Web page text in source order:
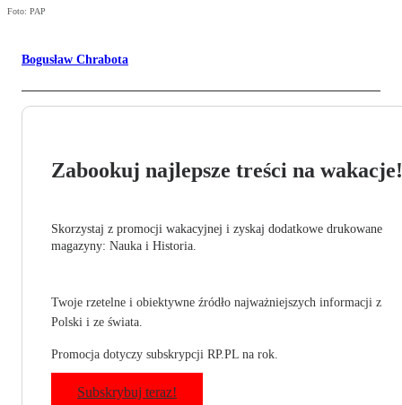
Foto: PAP
Bogusław Chrabota
Zabookuj najlepsze treści na wakacje!
Skorzystaj z promocji wakacyjnej i zyskaj dodatkowe drukowane
magazyny: Nauka i Historia.
Twoje rzetelne i obiektywne źródło najważniejszych informacji z
Polski i ze świata.
Promocja dotyczy subskrypcji RP.PL na rok.
Subskrybuj teraz!